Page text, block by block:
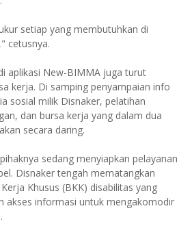
setiap yang membutuhkan di
cetusnya.
aplikasi New-BIMMA juga turut
kerja. Di samping penyampaian info
sosial milik Disnaker, pelatihan
dan bursa kerja yang dalam dua
secara daring.
sedang menyiapkan pelayanan
Disnaker tengah mematangkan
Khusus (BKK) disabilitas yang
akses informasi untuk mengakomodir